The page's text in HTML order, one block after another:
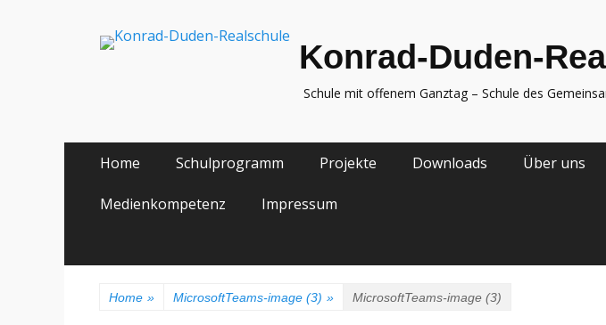
Konrad-Duden-
Schule mit offenem Ganztag – Schule des
Primäres
Inhalt
springen
Home Schulprogramm Projekte Downloads Über uns
Medienkompetenz Impressum
Home » MicrosoftTeams-image (3) » MicrosoftTeams-image (3)